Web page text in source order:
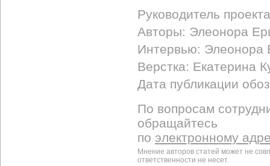
Руководитель
Авторы: Элеонора
Интервью: Элеонора
Верстка: Екатерина
Дата публикации
По вопросам
обращайтесь
по электронному
Мнение авторов статей может не
ответственности не несет.